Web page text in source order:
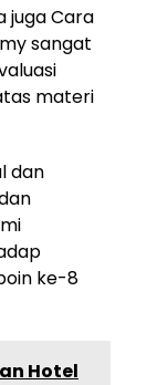
juga Cara
sangat
materi
dan
ke-8
Hotel